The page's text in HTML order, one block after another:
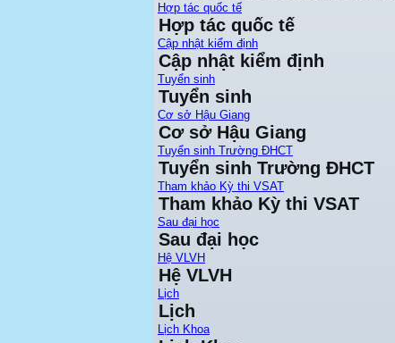
Hợp tác quốc tế
Hợp tác quốc tế
Cập nhật kiểm định
Cập nhật kiểm định
Tuyển sinh
Tuyển sinh
Cơ sở Hậu Giang
Cơ sở Hậu Giang
Tuyển sinh Trường ĐHCT
Tuyển sinh Trường ĐHCT
Tham khảo Kỳ thi VSAT
Tham khảo Kỳ thi VSAT
Sau đại học
Sau đại học
Hệ VLVH
Hệ VLVH
Lịch
Lịch
Lịch Khoa